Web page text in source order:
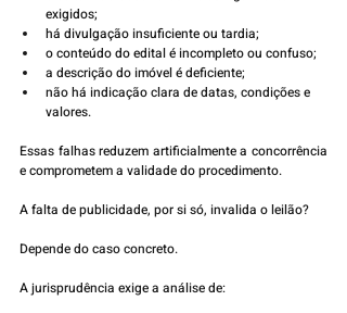
exigidos;
há divulgação insuficiente ou tardia;
o conteúdo do edital é incompleto ou confuso;
a descrição do imóvel é deficiente;
não há indicação clara de datas, condições e
valores.
Essas falhas reduzem artificialmente a concorrência
e comprometem a validade do procedimento.
A falta de publicidade, por si só, invalida o leilão?
Depende do caso concreto.
A jurisprudência exige a análise de: